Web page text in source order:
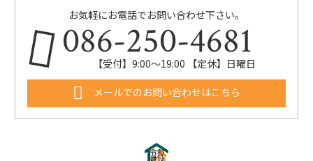
お気軽にお電話でお問い合わせ下さい。
086-250-4681
【受付】9:00〜19:00 【定休】日曜日
メールでのお問い合わせはこちら